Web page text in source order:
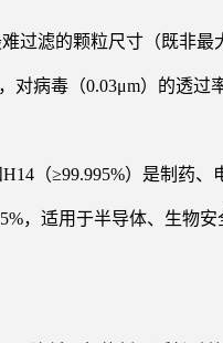
过滤的颗粒尺寸（既非
病毒（0.03μm）的透过
（≥99.995%）是制药
，适用于半导体、生物安